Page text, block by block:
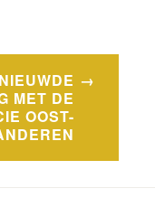
MET DE
OOST-